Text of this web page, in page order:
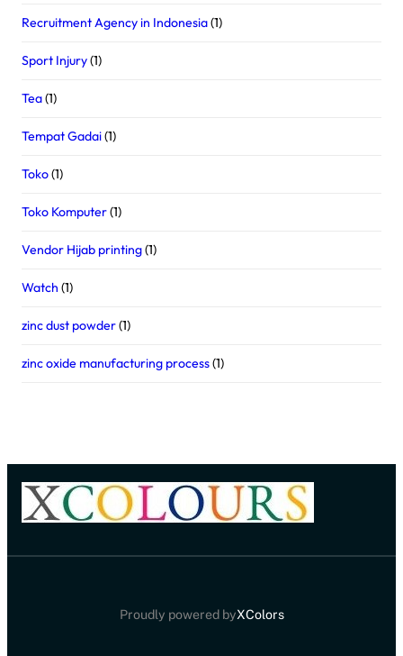
Recruitment Agency in Indonesia(1)
Sport Injury(1)
Tea(1)
Tempat Gadai(1)
Toko(1)
Toko Komputer(1)
Vendor Hijab printing(1)
Watch (1)
zinc dust powder(1)
zinc oxide manufacturing process(1)
Proudly powered byXColors